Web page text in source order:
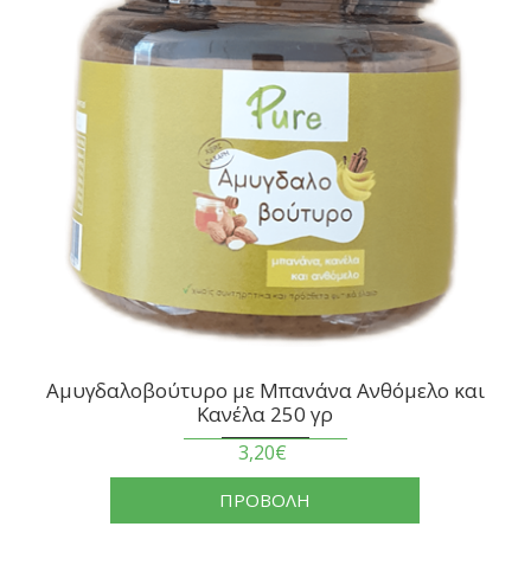
Αμυγδαλοβούτυρο με Μπανάνα Ανθόμελο και
Κανέλα 250 γρ
3,20€
ΠΡΟΒΟΛΗ